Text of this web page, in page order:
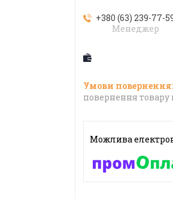
+380 (63) 239-77-
Менеджер
повернення